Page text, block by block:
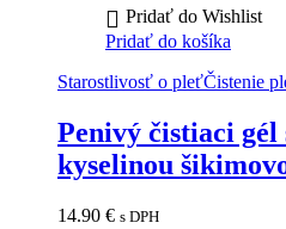
Pridať do Wishlist
Pridať do košíka
Starostlivosť o pleťČistenie
Penivý čistiaci gél
kyselinou
14.90 € s DPH